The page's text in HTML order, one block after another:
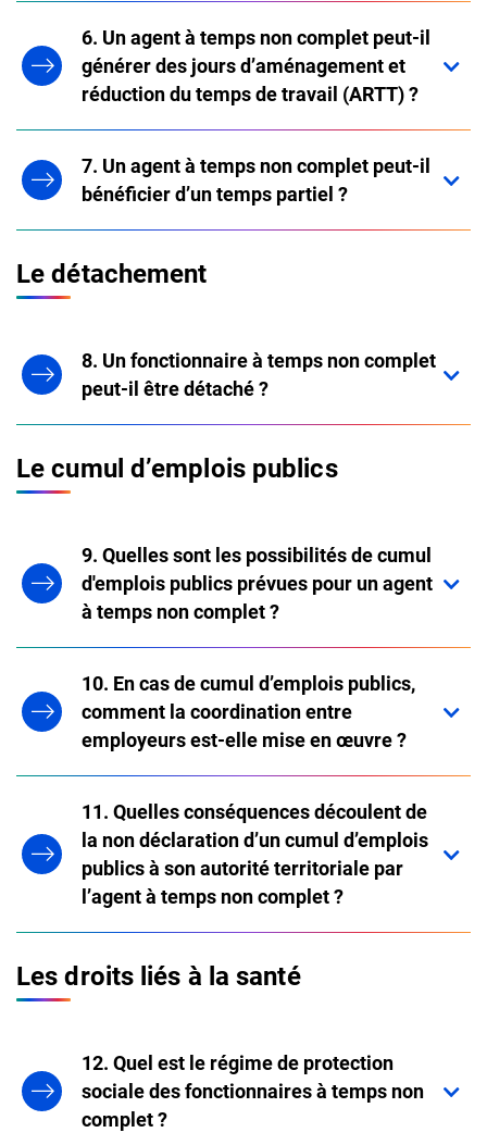
6. Un agent à temps non complet peut-il
générer des jours d’aménagement et
réduction du temps de travail (ARTT) ?
7. Un agent à temps non complet peut-il
bénéficier d’un temps partiel ?
Le détachement
8. Un fonctionnaire à temps non complet
peut-il être détaché ?
Le cumul d’emplois publics
9. Quelles sont les possibilités de cumul
d'emplois publics prévues pour un agent
à temps non complet ?
10. En cas de cumul d’emplois publics,
comment la coordination entre
employeurs est-elle mise en œuvre ?
11. Quelles conséquences découlent de
la non déclaration d’un cumul d’emplois
publics à son autorité territoriale par
l’agent à temps non complet ?
Les droits liés à la santé
12. Quel est le régime de protection
sociale des fonctionnaires à temps non
complet ?